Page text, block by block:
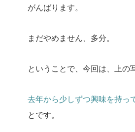
がんばります。
まだやめません、多分。
ということで、今回は、上の
去年から少しずつ興味を持っ
とです。